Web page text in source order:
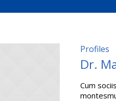
Profiles
Dr.
Cum